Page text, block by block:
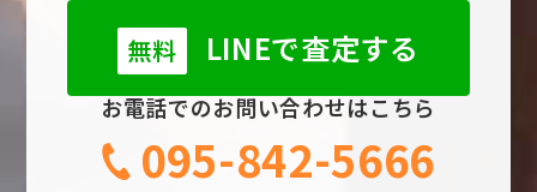
無料 LINEで査定する
お電話でのお問い合わせはこちら
095-842-5666